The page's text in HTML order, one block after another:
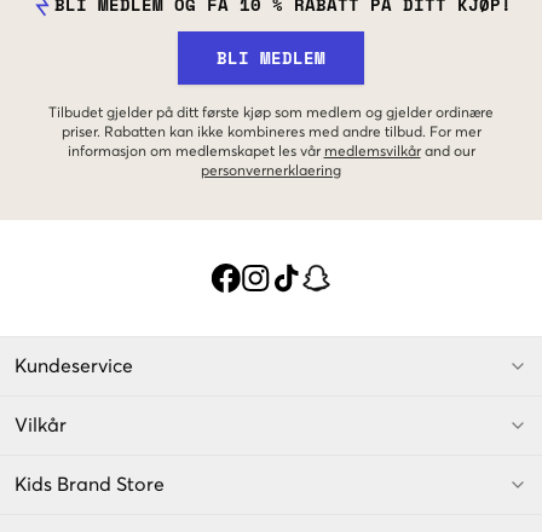
BLI MEDLEM
Tilbudet gjelder på ditt første kjøp som medlem og gjelder ordinære
priser. Rabatten kan ikke kombineres med andre tilbud. For mer
informasjon om medlemskapet les vår medlemsvilkår and our
personvernerklaering
Kundeservice
Vilkår
Kids Brand Store